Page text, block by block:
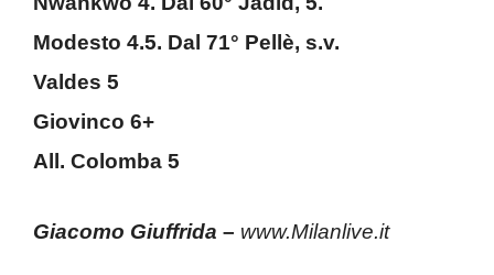
Modesto 4.5. Dal 71° Pellè, s.v.
Valdes 5
Giovinco 6+
All. Colomba 5
Giacomo Giuffrida – www.Milanlive.it